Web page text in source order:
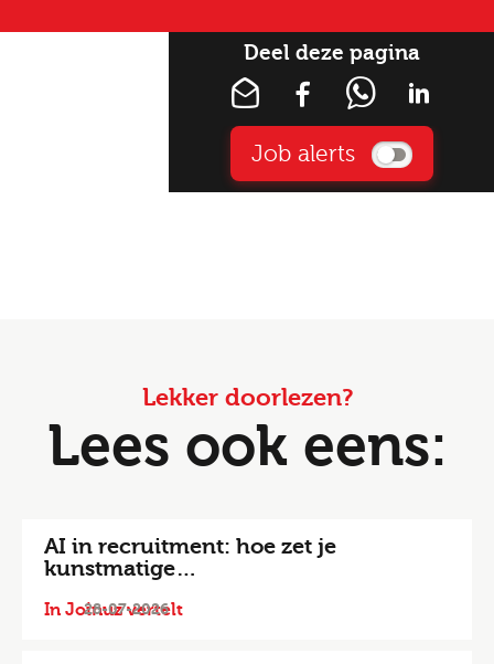
Deel deze pagina
Job alerts
Lekker doorlezen?
Lees ook eens:
AI in recruitment: hoe zet je
kunstmatige…
In Joinuz vertelt
28-07-2026